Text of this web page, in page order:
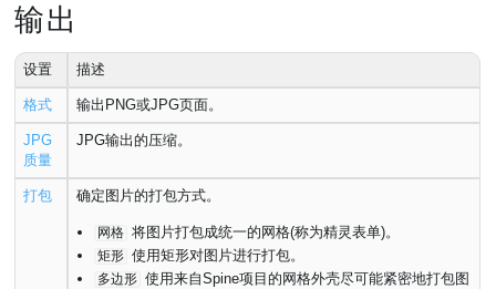
输出
设置 描述
格式 输出PNG或JPG页面。
JPG
质量
JPG输出的压缩。
打包 确定图片的打包方式。
网格 将图片打包成统一的网格(称为精灵表单)。
矩形 使用矩形对图片进行打包。
多边形 使用来自Spine项目的网格外壳尽可能紧密地打包图